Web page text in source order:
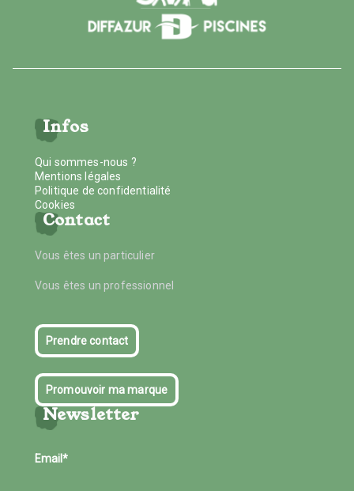
Infos
Qui sommes-nous ?
Mentions légales
Politique de confidentialité
Cookies
Contact
Vous êtes un particulier
Vous êtes un professionnel
Prendre contact
Promouvoir ma marque
Newsletter